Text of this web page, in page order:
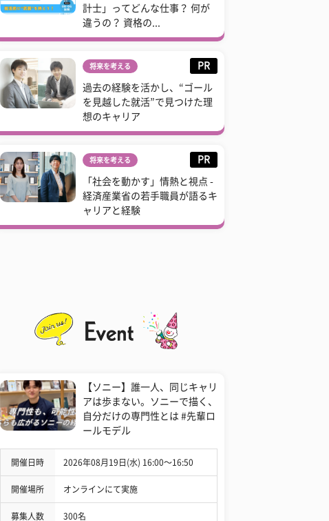
計士」ってどんな仕事？ 何が
違うの？ 資格の...
将来を考える PR
過去の経験を活かし、“ゴール
を見越した就活”で見つけた理
想のキャリア
将来を考える PR
「社会を動かす」情熱と視点 -
経済産業省の若手職員が語るキ
ャリアと経験
【ソニー】誰一人、同じキャリ
アは歩まない。ソニーで描く、
自分だけの専門性とは #先輩ロ
ールモデル
開催日時 2026年08月19日(水) 16:00〜16:50
開催場所 オンラインにて実施
募集人数 300名